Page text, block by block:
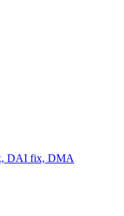
DAI fix, DMA